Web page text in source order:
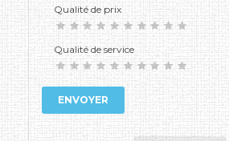
Qualité de prix
Qualité de service
ENVOYER